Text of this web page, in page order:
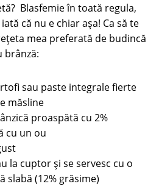
Blasfemie în toată regula,
că nu e chiar aşa! Ca să te
mea preferată de budincă
brânză:
sau paste integrale fierte
măsline
proaspătă cu 2%
cu un ou
la cuptor și se servesc cu o
slabă (12% grăsime)